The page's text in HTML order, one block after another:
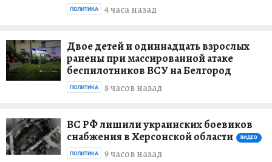
4 часа назад
ПОЛИТИКА
Двое детей и одиннадцать взрослых
ранены при массированной атаке
беспилотников ВСУ на Белгород
8 часов назад
ПОЛИТИКА
ВС РФ лишили украинских боевиков
снабжения в Херсонской области
ВИДЕО
9 часов назад
ПОЛИТИКА